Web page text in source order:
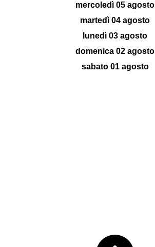
mercoledì 05 agosto
martedì 04 agosto
lunedì 03 agosto
domenica 02 agosto
sabato 01 agosto